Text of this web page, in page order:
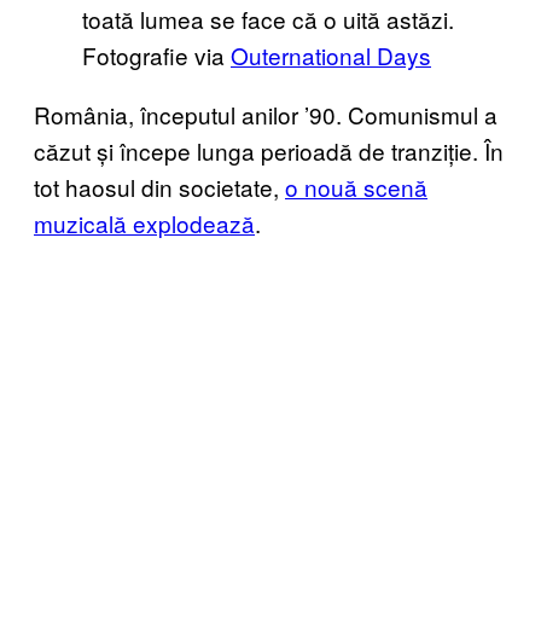
toată lumea se face că o uită astăzi.
Fotografie via Outernational Days
România, începutul anilor ’90. Comunismul a
căzut și începe lunga perioadă de tranziție. În
tot haosul din societate, o nouă scenă
muzicală explodează.